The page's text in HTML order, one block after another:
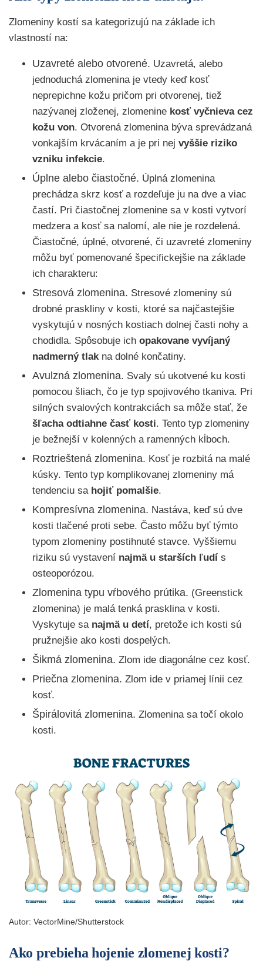
Zlomeniny kostí sa kategorizujú na základe ich
vlastností na:
Uzavreté alebo otvorené. Uzavretá, alebo
jednoduchá zlomenina je vtedy keď kosť
neprepichne kožu pričom pri otvorenej, tiež
nazývanej zloženej, zlomenine kosť vyčnieva cez
kožu von. Otvorená zlomenina býva sprevádzaná
vonkajším krvácaním a je pri nej vyššie riziko
vzniku infekcie.
Úplne alebo čiastočné. Úplná zlomenina
prechádza skrz kosť a rozdeľuje ju na dve a viac
častí. Pri čiastočnej zlomenine sa v kosti vytvorí
medzera a kosť sa nalomí, ale nie je rozdelená.
Čiastočné, úplné, otvorené, či uzavreté zlomeniny
môžu byť pomenované špecifickejšie na základe
ich charakteru:
Stresová zlomenina. Stresové zlomeniny sú
drobné praskliny v kosti, ktoré sa najčastejšie
vyskytujú v nosných kostiach dolnej časti nohy a
chodidla. Spôsobuje ich opakovane vyvíjaný
nadmerný tlakna dolné končatiny.
Avulzná zlomenina. Svaly sú ukotvené ku kosti
pomocou šliach, čo je typ spojivového tkaniva. Pri
silných svalových kontrakciách sa môže stať, že
šľacha odtiahne časť kosti. Tento typ zlomeniny
je bežnejší v kolenných a ramenných kĺboch.
Roztrieštená zlomenina. Kosť je rozbitá na malé
kúsky. Tento typ komplikovanej zlomeniny má
tendenciu sa hojiť pomalšie.
Kompresívna zlomenina. Nastáva, keď sú dve
kosti tlačené proti sebe. Často môžu byť týmto
typom zlomeniny postihnuté stavce. Vyššiemu
riziku sú vystavení najmä u starších ľudí s
osteoporózou.
Zlomenina typu vŕbového prútika. (Greenstick
zlomenina) je malá tenká prasklina v kosti.
Vyskytuje sa najmä u detí, pretože ich kosti sú
pružnejšie ako kosti dospelých.
Šikmá zlomenina. Zlom ide diagonálne cez kosť.
Priečna zlomenina. Zlom ide v priamej línii cez
kosť.
Špirálovitá zlomenina. Zlomenina sa točí okolo
kosti.
Autor: VectorMine/Shutterstock
Ako prebieha hojenie zlomenej kosti?